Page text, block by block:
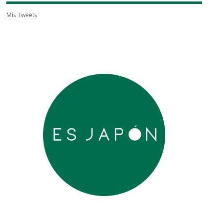
Mis Tweets